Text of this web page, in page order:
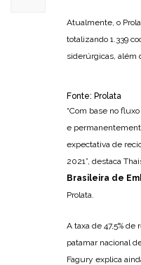
Atualmente, o
totalizando 1.339
siderúrgicas, além
Fonte: Prolata
“Com base no
e
expectativa de
2021”, destaca
Brasileira de
Prolata.
A taxa de 47,5%
patamar nacional
Fagury explica